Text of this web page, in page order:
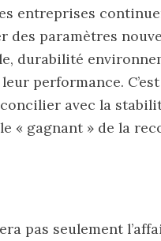
entreprises
paramètres
durabilité
performance.
avec la
« gagnant » de la
pas seulement